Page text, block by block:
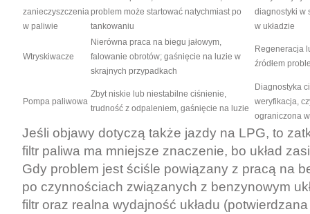
zanieczyszczenia
w paliwie
problem może startować natychmiast po
tankowaniu
diagnostyki w
w układzie
Wtryskiwacze
Nierówna praca na biegu jałowym,
falowanie obrotów; gaśnięcie na luzie w
skrajnych przypadkach
Regeneracja
źródłem
Pompa paliwowa
Zbyt niskie lub niestabilne ciśnienie,
trudność z odpaleniem, gaśnięcie na luzie
Diagnostyka
weryfikacja,
ograniczona
Jeśli objawy dotyczą także jazdy na LPG, to
filtr paliwa ma mniejsze znaczenie, bo układ
Gdy problem jest ściśle powiązany z pracą na
po czynnościach związanych z benzynowym
filtr oraz realna wydajność układu